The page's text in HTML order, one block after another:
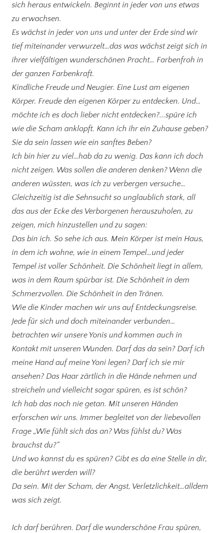
sich heraus entwickeln. Beginnt in jeder von uns etwas
zu erwachsen.
Es wächst in jeder von uns und unter der Erde sind wir
tief miteinander verwurzelt…das was wächst zeigt sich in
ihrer vielfältigen wunderschönen Pracht… Farbenfroh in
der ganzen Farbenkraft.
Kindliche Freude und Neugier. Eine Lust am eigenen
Körper. Freude den eigenen Körper zu entdecken. Und…
möchte ich es doch lieber nicht entdecken?...spüre ich
wie die Scham anklopft. Kann ich ihr ein Zuhause geben?
Sie da sein lassen wie ein sanftes Beben?
Ich bin hier zu viel…hab da zu wenig. Das kann ich doch
nicht zeigen. Was sollen die anderen denken? Wenn die
anderen wüssten, was ich zu verbergen versuche…
Gleichzeitig ist die Sehnsucht so unglaublich stark, all
das aus der Ecke des Verborgenen herauszuholen, zu
zeigen, mich hinzustellen und zu sagen:
Das bin ich. So sehe ich aus. Mein Körper ist mein Haus,
in dem ich wohne, wie in einem Tempel…und jeder
Tempel ist voller Schönheit. Die Schönheit liegt in allem,
was in dem Raum spürbar ist. Die Schönheit in dem
Schmerzvollen. Die Schönheit in den Tränen.
Wie die Kinder machen wir uns auf Entdeckungsreise.
Jede für sich und doch miteinander verbunden…
betrachten wir unsere Yonis und kommen auch in
Kontakt mit unseren Wunden. Darf das da sein? Darf ich
meine Hand auf meine Yoni legen? Darf ich sie mir
ansehen? Das Haar zärtlich in die Hände nehmen und
streicheln und vielleicht sogar spüren, es ist schön?
Ich hab das noch nie getan. Mit unseren Händen
erforschen wir uns. Immer begleitet von der liebevollen
Frage „Wie fühlt sich das an? Was fühlst du? Was
brauchst du?“
Und wo kannst du es spüren? Gibt es da eine Stelle in dir,
die berührt werden will?
Da sein. Mit der Scham, der Angst, Verletzlichkeit…alldem
was sich zeigt.
Ich darf berühren. Darf die wunderschöne Frau spüren,